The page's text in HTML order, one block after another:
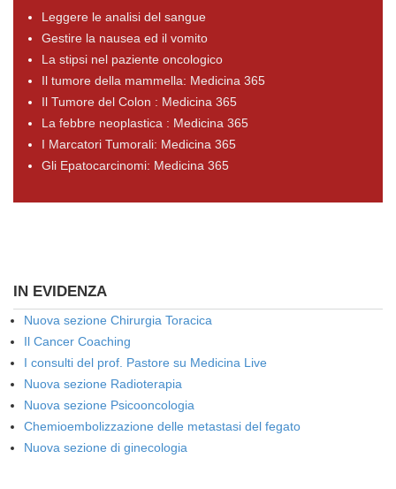
Leggere le analisi del sangue
Gestire la nausea ed il vomito
La stipsi nel paziente oncologico
Il tumore della mammella: Medicina 365
Il Tumore del Colon : Medicina 365
La febbre neoplastica : Medicina 365
I Marcatori Tumorali: Medicina 365
Gli Epatocarcinomi: Medicina 365
IN EVIDENZA
Nuova sezione Chirurgia Toracica
Il Cancer Coaching
I consulti del prof. Pastore su Medicina Live
Nuova sezione Radioterapia
Nuova sezione Psicooncologia
Chemioembolizzazione delle metastasi del fegato
Nuova sezione di ginecologia